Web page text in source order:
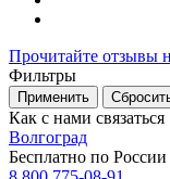
Прочитайте отзывы
Фильтры
Применить
Как с нами связаться
Волгоград
Бесплатно по России